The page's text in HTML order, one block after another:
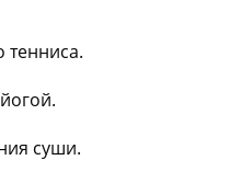
тенниса.
суши.